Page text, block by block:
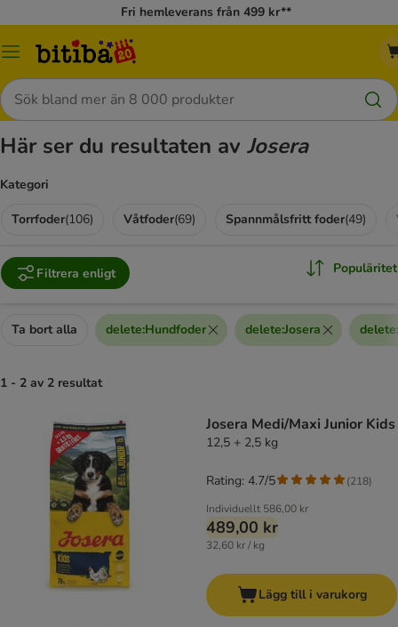
Fri hemleverans från 499 kr**
Meny
Sök
Här ser du resultaten av Josera
Kategori
Torrfoder(106) Våtfoder(69) Spannmålsfritt foder(49)
Filtrera enligt Populäritet
Ta bort alla delete:Hundfoder delete:Josera delete:
1 - 2 av 2 resultat
Josera Medi/Maxi Junior Kids
12,5 + 2,5 kg
Individuellt 586,00 kr
489,00 kr
32,60 kr / kg
Rating: 4.7/5 (218)
Lägg till i varukorg